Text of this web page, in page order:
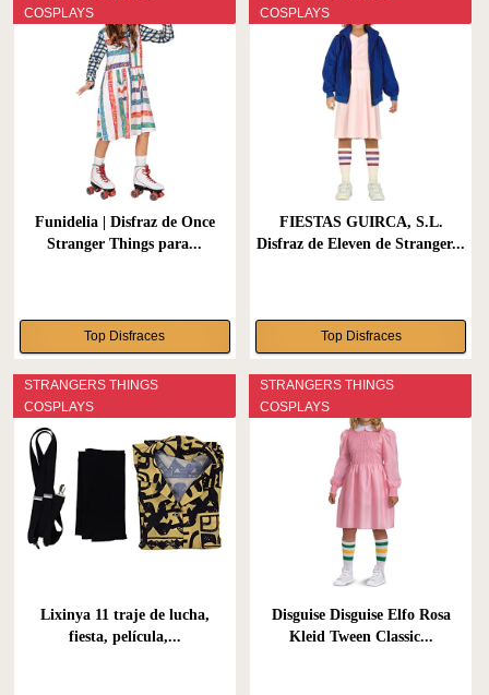
COSPLAYS
Funidelia | Disfraz de Once
Stranger Things para...
Top Disfraces
COSPLAYS
FIESTAS GUIRCA, S.L.
Disfraz de Eleven de Stranger...
Top Disfraces
STRANGERS THINGS
COSPLAYS
Lixinya 11 traje de lucha,
fiesta, película,...
STRANGERS THINGS
COSPLAYS
Disguise Disguise Elfo Rosa
Kleid Tween Classic...